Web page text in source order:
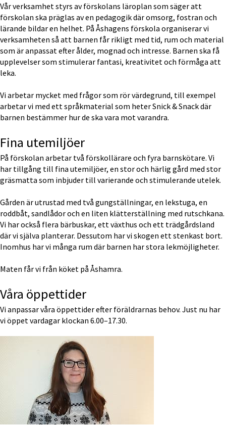
Vår verksamhet styrs av förskolans läroplan som säger att
förskolan ska präglas av en pedagogik där omsorg, fostran och
lärande bildar en helhet. På Åshagens förskola organiserar vi
verksamheten så att barnen får rikligt med tid, rum och material
som är anpassat efter ålder, mognad och intresse. Barnen ska få
upplevelser som stimulerar fantasi, kreativitet och förmåga att
leka.
Vi arbetar mycket med frågor som rör värdegrund, till exempel
arbetar vi med ett språkmaterial som heter Snick & Snack där
barnen bestämmer hur de ska vara mot varandra.
Fina utemiljöer
På förskolan arbetar två förskollärare och fyra barnskötare. Vi
har tillgång till fina utemiljöer, en stor och härlig gård med stor
gräsmatta som inbjuder till varierande och stimulerande utelek.
Gården är utrustad med två gungställningar, en lekstuga, en
roddbåt, sandlådor och en liten klätterställning med rutschkana.
Vi har också flera bärbuskar, ett växthus och ett trädgårdsland
där vi själva planterar. Dessutom har vi skogen ett stenkast bort.
Inomhus har vi många rum där barnen har stora lekmöjligheter.
Maten får vi från köket på Åshamra.
Våra öppettider
Vi anpassar våra öppettider efter föräldrarnas behov. Just nu har
vi öppet vardagar klockan 6.00–17.30.